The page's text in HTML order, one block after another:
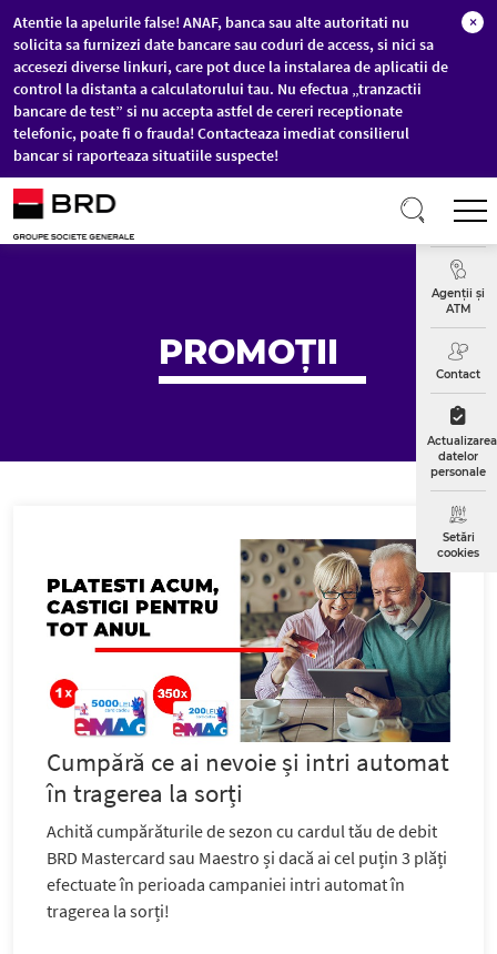
Sari la conținutul principal
Atentie la apelurile false! ANAF, banca sau alte autoritati nu
solicita sa furnizezi date bancare sau coduri de access, si nici sa
accesezi diverse linkuri, care pot duce la instalarea de aplicatii de
control la distanta a calculatorului tau. Nu efectua „tranzactii
bancare de test” si nu accepta astfel de cereri receptionate
telefonic, poate fi o frauda! Contacteaza imediat consilierul
bancar si raporteaza situatiile suspecte!
×
Curs
Agenții și
ATM
Contact
Actualizarea
datelor
personale
Setări
cookies
PROMOȚII
Cumpără ce ai nevoie și intri automat
în tragerea la sorți
Achită cumpărăturile de sezon cu cardul tău de debit
BRD Mastercard sau Maestro și dacă ai cel puțin 3 plăți
efectuate în perioada campaniei intri automat în
tragerea la sorți!